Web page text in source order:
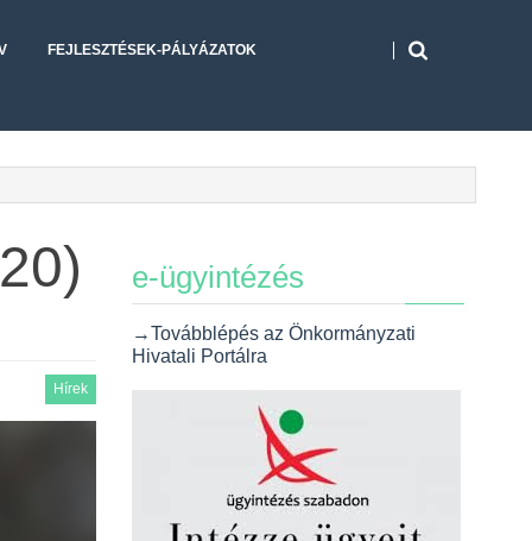
FEJLESZTÉSEK-PÁLYÁZATOK
Hírek
e-ügyintézés
→Továbblépés az Önkormányzati
Hivatali Portálra